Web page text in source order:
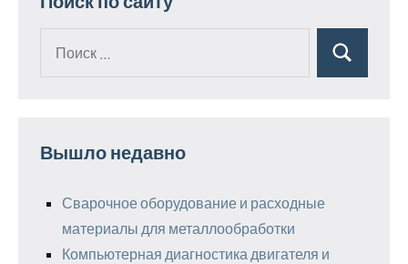
Поиск
Вышло недавно
Сварочное оборудование и расходные
материалы для металлообработки
Компьютерная диагностика двигателя и